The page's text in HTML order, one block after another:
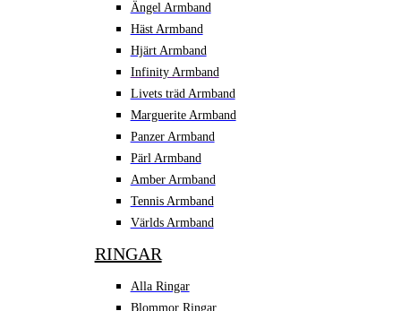
Ängel Armband
Häst Armband
Hjärt Armband
Infinity Armband
Livets träd Armband
Marguerite Armband
Panzer Armband
Pärl Armband
Amber Armband
Tennis Armband
Världs Armband
RINGAR
Alla Ringar
Blommor Ringar